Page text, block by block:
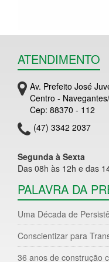
ATENDIMENTO
Av. Prefeito José
Centro -
Cep: 88370 - 112
(47) 3342 2037
Segunda à Sexta
Das 08h às 12h e das
PALAVRA DA
Uma Década de
Conscientizar para
36 anos de construção